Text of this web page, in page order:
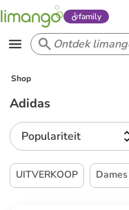
family
Shop
Adidas
Populariteit
UITVERKOOP Dames